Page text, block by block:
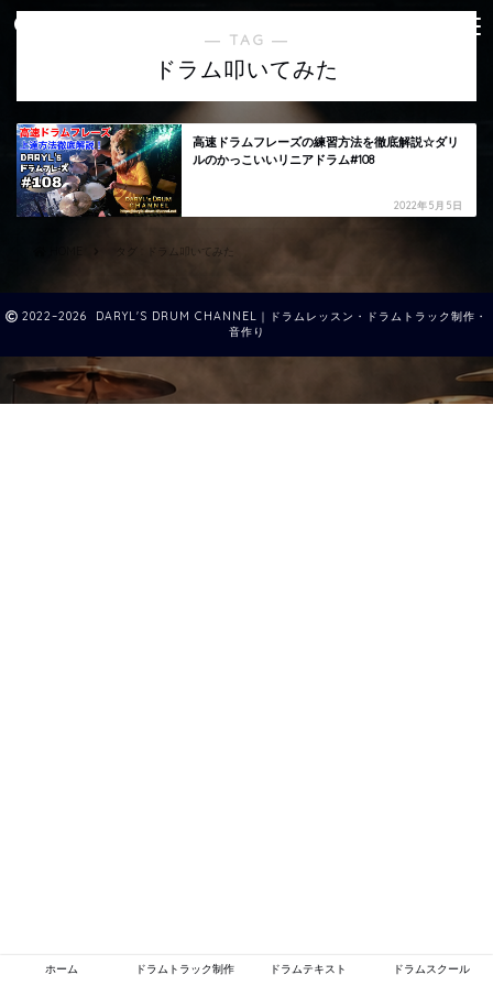
― TAG ―
ドラム叩いてみた
高速ドラムフレーズの練習方法を徹底解説☆ダリ
ルのかっこいいリニアドラム#108
2022年5月5日
タグ : ドラム叩いてみた
2022–2026 DARYL'S DRUM CHANNEL｜ドラムレッスン・ドラムトラック制作・
音作り
ホーム ドラムトラック制作 ドラムテキスト ドラムスクール